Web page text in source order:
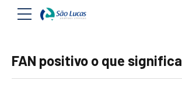
FAN positivo o que significa